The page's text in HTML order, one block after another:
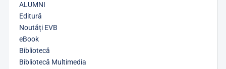
ALUMNI
Editură
Noutăți EVB
eBook
Bibliotecă
Bibliotecă Multimedia